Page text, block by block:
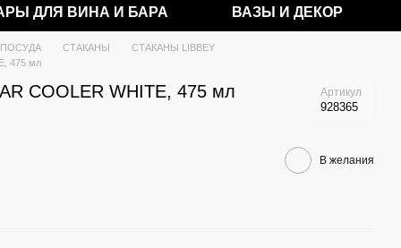
ДЛЯ ВИНА И БАРА ВАЗЫ И ДЕКОР
СТАКАНЫ
СТАКАНЫ LIBBEY
475 мл
COOLER WHITE, 475 мл Артикул
928365
В желания